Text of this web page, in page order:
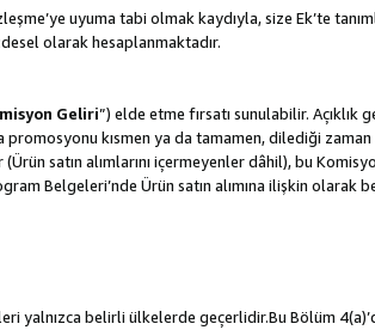
uyuma tabi olmak kaydıyla, size Ek’te
olarak hesaplanmaktadır.
Geliri”) elde etme fırsatı sunulabilir.
kısmen ya da tamamen, dilediği
satın alımlarını içermeyenler dâhil), bu
Belgeleri’nde Ürün satın alımına ilişkin
yalnızca belirli ülkelerde geçerlidir.Bu Bölüm